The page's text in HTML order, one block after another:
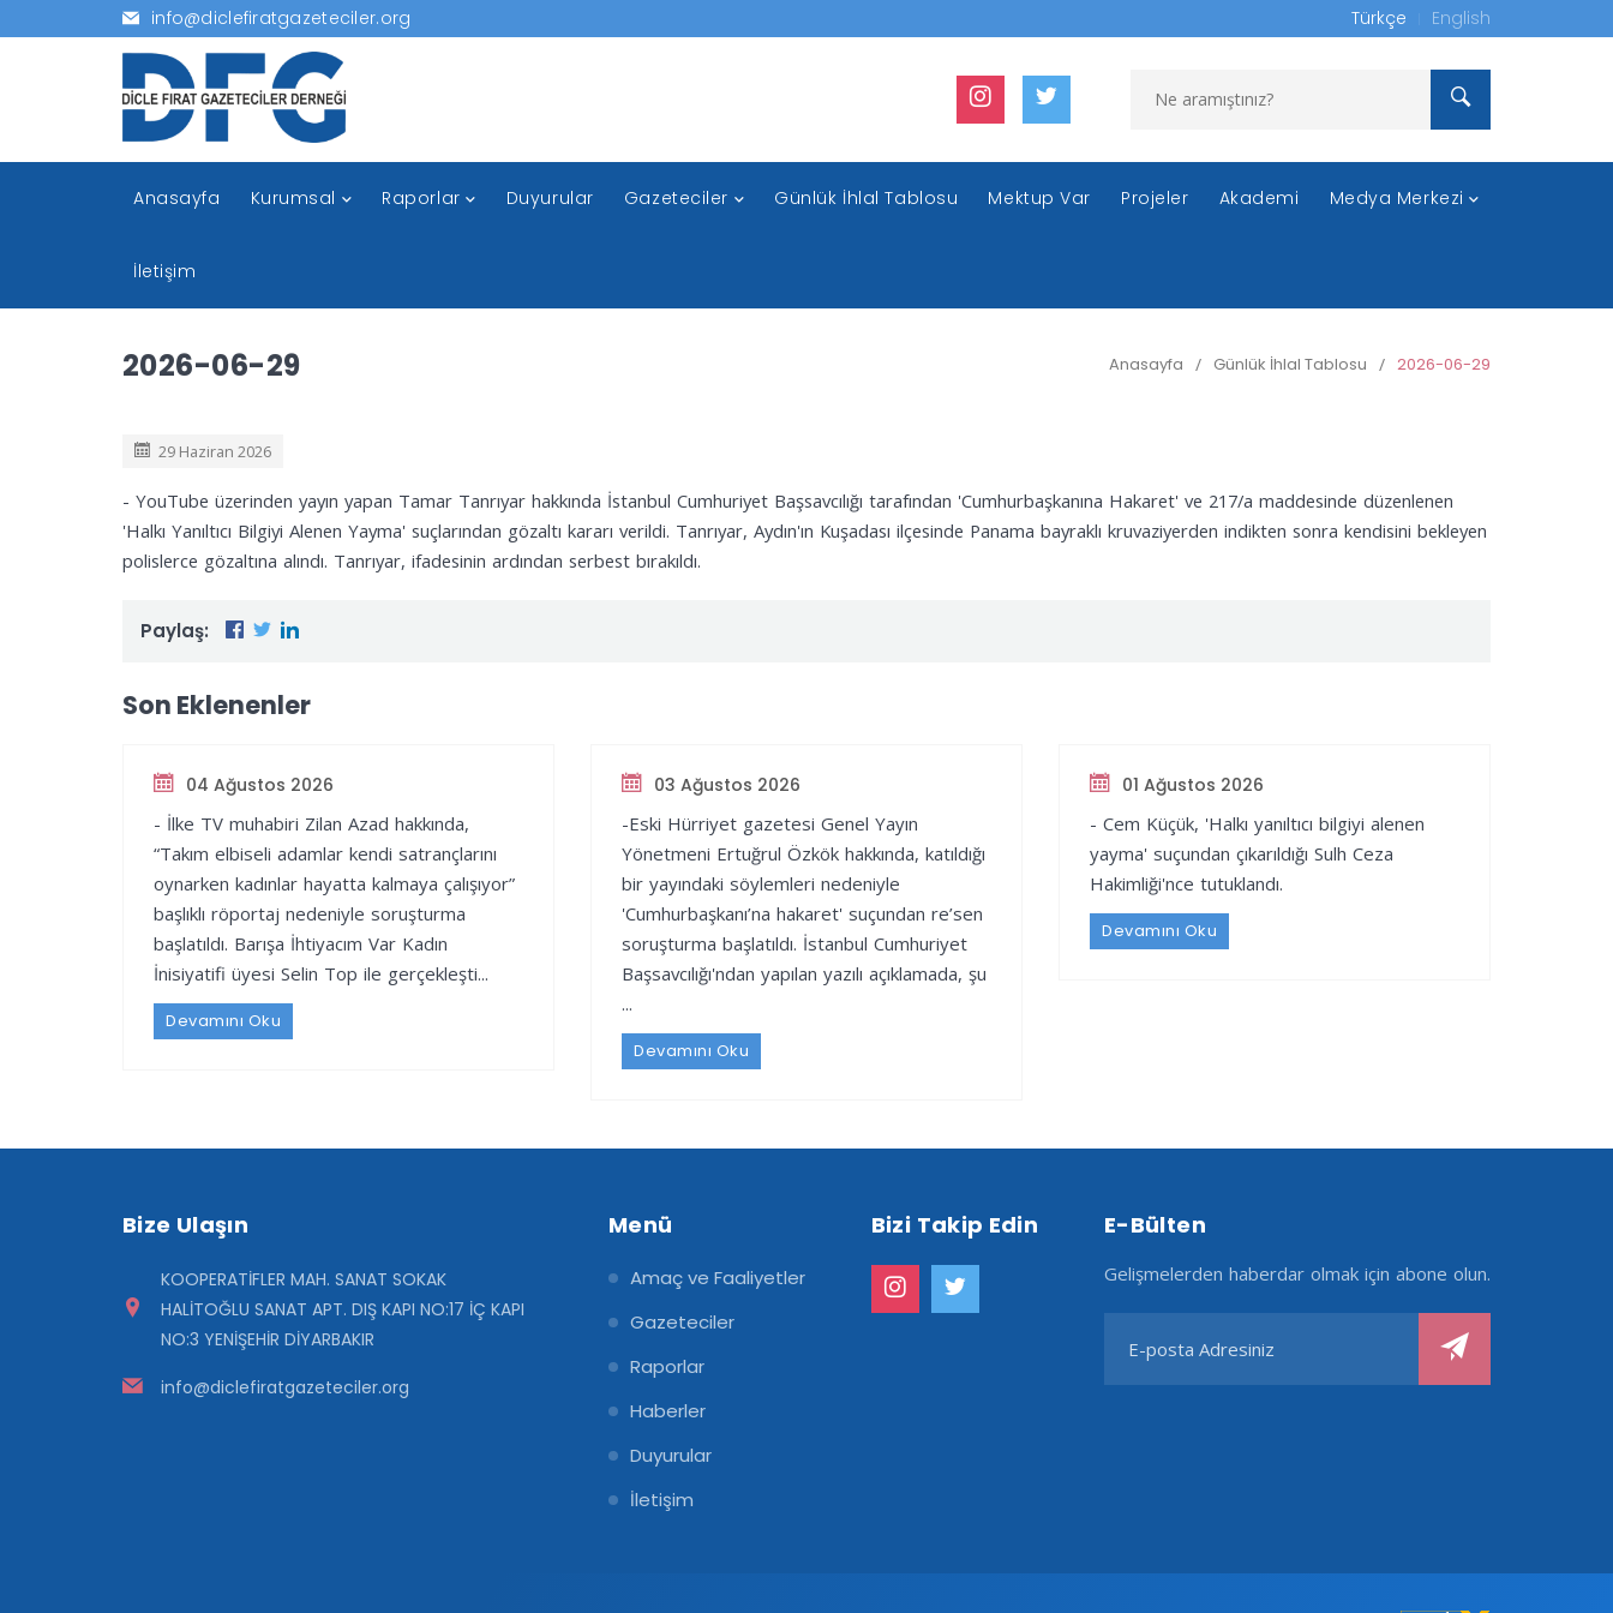
info@diclefiratgazeteciler.org Türkçe English
Anasayfa Kurumsal Raporlar Duyurular Gazeteciler Günlük İhlal Tablosu Mektup Var Projeler Akademi Medya Merkezi
İletişim
2026-06-29 Anasayfa / Günlük İhlal Tablosu / 2026-06-29
29 Haziran 2026
- YouTube üzerinden yayın yapan Tamar Tanrıyar hakkında İstanbul Cumhuriyet Başsavcılığı tarafından 'Cumhurbaşkanına Hakaret' ve 217/a maddesinde düzenlenen
'Halkı Yanıltıcı Bilgiyi Alenen Yayma' suçlarından gözaltı kararı verildi. Tanrıyar, Aydın'ın Kuşadası ilçesinde Panama bayraklı kruvaziyerden indikten sonra kendisini bekleyen
polislerce gözaltına alındı. Tanrıyar, ifadesinin ardından serbest bırakıldı.
Paylaş:
Son Eklenenler
04 Ağustos 2026
- İlke TV muhabiri Zilan Azad hakkında,
“Takım elbiseli adamlar kendi satrançlarını
oynarken kadınlar hayatta kalmaya çalışıyor”
başlıklı röportaj nedeniyle soruşturma
başlatıldı. Barışa İhtiyacım Var Kadın
İnisiyatifi üyesi Selin Top ile gerçekleşti...
Devamını Oku
03 Ağustos 2026
-Eski Hürriyet gazetesi Genel Yayın
Yönetmeni Ertuğrul Özkök hakkında, katıldığı
bir yayındaki söylemleri nedeniyle
'Cumhurbaşkanı’na hakaret' suçundan re’sen
soruşturma başlatıldı. İstanbul Cumhuriyet
Başsavcılığı'ndan yapılan yazılı açıklamada, şu
...
Devamını Oku
01 Ağustos 2026
- Cem Küçük, 'Halkı yanıltıcı bilgiyi alenen
yayma' suçundan çıkarıldığı Sulh Ceza
Hakimliği'nce tutuklandı.
Devamını Oku
Bize Ulaşın
KOOPERATİFLER MAH. SANAT SOKAK
HALİTOĞLU SANAT APT. DIŞ KAPI NO:17 İÇ KAPI
NO:3 YENİŞEHİR DİYARBAKIR
info@diclefiratgazeteciler.org
Menü
Amaç ve Faaliyetler
Gazeteciler
Raporlar
Haberler
Duyurular
İletişim
Bizi Takip Edin E-Bülten
Gelişmelerden haberdar olmak için abone olun.